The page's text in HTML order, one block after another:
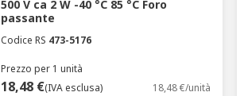
500 V ca 2 W -40 °C 85 °C Foro
passante
Codice RS 473-5176
Prezzo per 1 unità
18,48 €(IVA esclusa) 18,48 €/unità